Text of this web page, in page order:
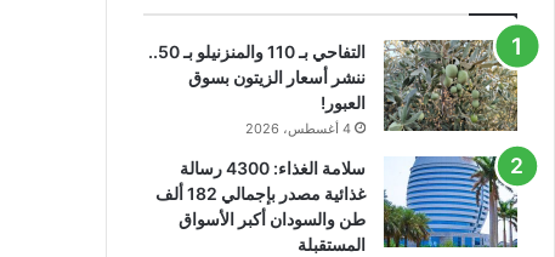
التفاحي بـ 110 والمنزنيلو بـ 50..
ننشر أسعار الزيتون بسوق
العبور!
4 أغسطس، 2026
سلامة الغذاء: 4300 رسالة
غذائية مصدر بإجمالي 182 ألف
طن والسودان أكبر الأسواق
المستقبلة